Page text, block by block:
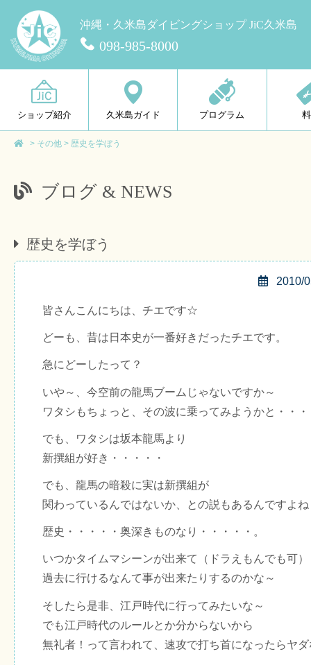
沖縄・久米島ダイビングショップ JiC久米島
098-985-8000
ショップ紹介 久米島ガイド プログラム
> その他 > 歴史を学ぼう
ブログ & NEWS
歴史を学ぼう
2010/
皆さんこんにちは、チエです☆
どーも、昔は日本史が一番好きだったチエです。
急にどーしたって？
いや～、今空前の龍馬ブームじゃないですか～
ワタシもちょっと、その波に乗ってみようかと・・・
でも、ワタシは坂本龍馬より
新撰組が好き・・・・・
でも、龍馬の暗殺に実は新撰組が
関わっているんではないか、との説もあるんですよね
歴史・・・・・奥深きものなり・・・・・。
いつかタイムマシーンが出来て（ドラえもんでも可）
過去に行けるなんて事が出来たりするのかな～
そしたら是非、江戸時代に行ってみたいな～
でも江戸時代のルールとか分からないから
無礼者！って言われて、速攻で打ち首になったらヤ